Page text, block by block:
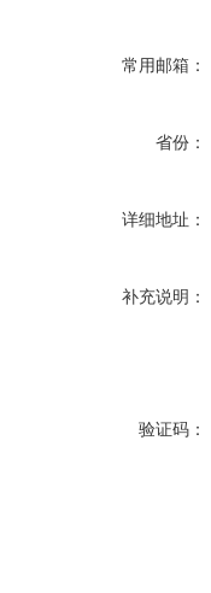
常用邮箱：
省份：
详细地址：
补充说明：
验证码：